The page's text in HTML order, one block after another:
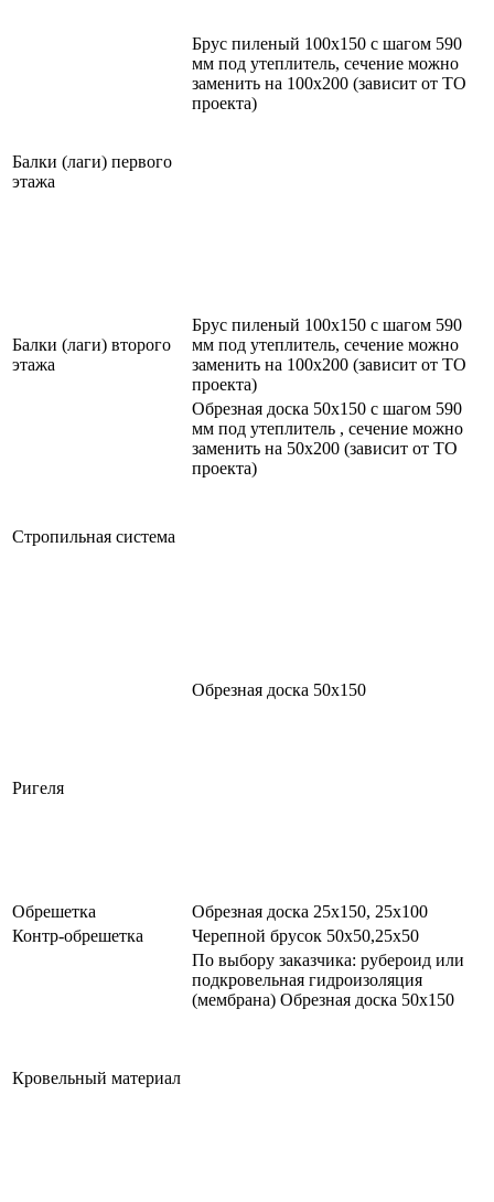
Балки (лаги) первого
этажа
Брус пиленый 100х150 с шагом 590
мм под утеплитель, сечение можно
заменить на 100х200 (зависит от ТО
проекта)
Балки (лаги) второго
этажа
Брус пиленый 100х150 с шагом 590
мм под утеплитель, сечение можно
заменить на 100х200 (зависит от ТО
проекта)
Стропильная система
Обрезная доска 50х150 с шагом 590
мм под утеплитель , сечение можно
заменить на 50х200 (зависит от ТО
проекта)
Ригеля
Обрезная доска 50х150
Обрешетка
Обрезная доска 25х150, 25х100
Контр-обрешетка
Черепной брусок 50х50,25х50
Кровельный материал
По выбору заказчика: рубероид или
подкровельная гидроизоляция
(мембрана) Обрезная доска 50х150